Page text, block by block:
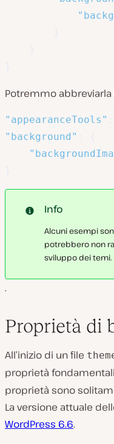
Potremmo abbreviarla
"appearanceTools"
"background"
Info
Alcuni esempi
potrebbero non
sviluppo dei temi.
.
Proprietà di
All’inizio di un file
proprietà
proprietà sono
La versione attuale
WordPress 6.6.